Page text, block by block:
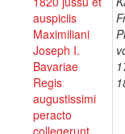
auspiciis
Maximiliani
Joseph I.
Bavariae
Regis
augustissimi
peracto
collegerunt